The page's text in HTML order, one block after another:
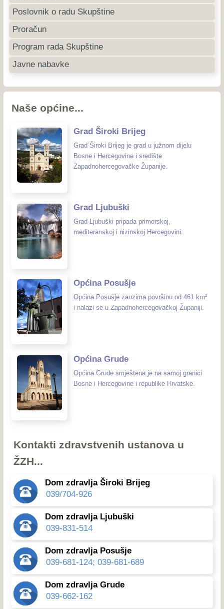
Poslovnik o radu Skupštine
Proračun
Program rada Skupštine
Javne nabavke
Naše općine...
Grad Široki Brijeg
Grad Široki Brijeg je grad u južnom dijelu
Bosne i Hercegovine i središte
Zapadnohercegovačke Županije.
Grad Ljubuški
Grad Ljubuški pripada primorskoj,
mediteranskoj i nizinskoj Hercegovini.
Općina Posušje
Općina Posušje zauzima površinu od 461 km²
i nalazi se u Zapadnohercegovačkoj Županiji.
Općina Grude
Općina Grude smještena je na samoj granici
Bosne i Hercegovine i republike Hrvatske.
Kontakti zdravstvenih ustanova u
ŽZH...
Dom zdravlja Široki Brijeg
039/704-926
Dom zdravlja Ljubuški
039-831-514
Dom zdravlja Posušje
039-681-124; 039-681-689
Dom zdravlja Grude
039-662-162